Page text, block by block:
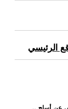
الرئيسي